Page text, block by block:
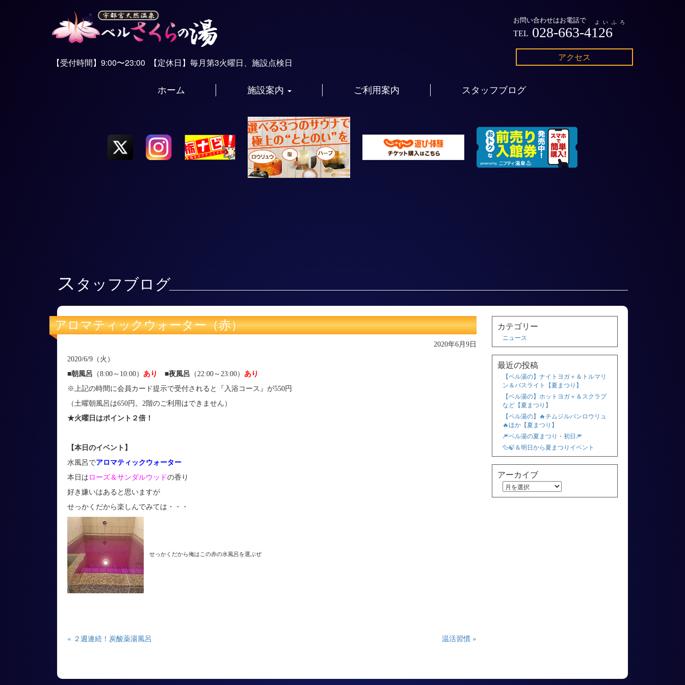
【受付時間】9:00〜23:00 【定休日】毎月第3火曜日、施設点検日 アクセス
お問い合わせはお電話で よいふろ
TEL 028-663-4126
ホーム 施設案内 ご利用案内 スタッフブログ
ス タッフブログ
アロマティックウォーター（赤）
2020年6月9日
2020/6/9（火）
■朝風呂 （8:00～10:00） あり ■夜風呂 （22:00～23:00） あり
※上記の時間に会員カード提示で受付されると『入浴コース』が550円
（土曜朝風呂は650円。2階のご利用はできません）
★火曜日はポイント２倍！
【本日のイベント】
水風呂でアロマティックウォーター
本日は ローズ＆サンダルウッドの香り
好き嫌いはあると思いますが
せっかくだから楽しんでみては・・・
せっかくだから俺はこの赤の水風呂を選ぶぜ
« ２週連続！炭酸薬湯風呂 温活習慣 »
カテゴリー
ニュース
最近の投稿
【ベル湯の】ナイトヨガ＋＆トルマリ
ン＆バスライト【夏まつり】
【ベル湯の】ホットヨガ＋＆スクラブ
など【夏まつり】
【ベル湯の】🔥チムジルバンロウリュ
🔥ほか【夏まつり】
🎆ベル湯の夏まつり・初日🎆
🦆🍃＆明日から夏まつりイベント
アーカイブ